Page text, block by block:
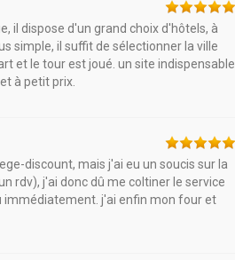
il dispose d'un grand choix d'hôtels, à
simple, il suffit de sélectionner la ville
et le tour est joué. un site indispensable
à petit prix.
discount, mais j'ai eu un soucis sur la
rdv), j'ai donc dû me coltiner le service
immédiatement. j'ai enfin mon four et